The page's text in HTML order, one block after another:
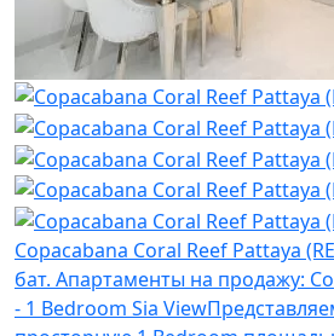
Copacabana Coral Reef Pattaya
бат. Апартаменты на продажу:
- 1 Bedroom Sia